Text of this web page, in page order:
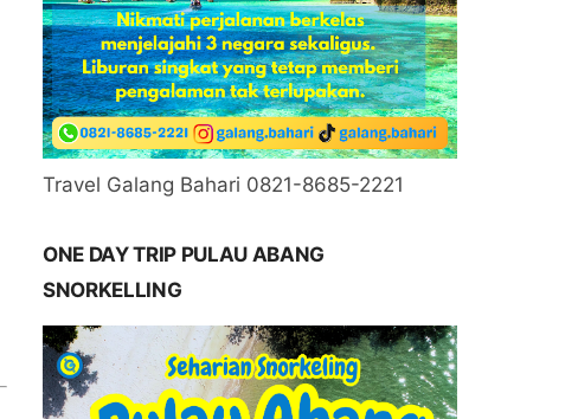
Travel Galang Bahari 0821-8685-2221
ONE DAY TRIP PULAU ABANG
SNORKELLING